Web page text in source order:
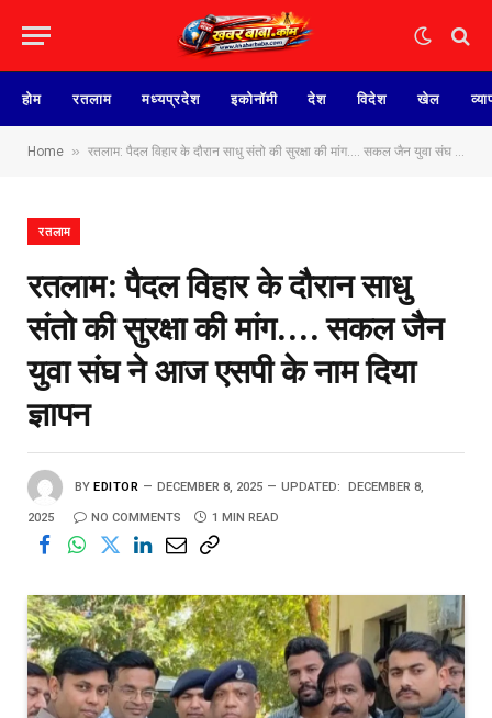
होम रतलाम मध्यप्रदेश इकोनॉमी देश विदेश खेल
Home » रतलाम: पैदल विहार के दौरान साधु संतो की सुरक्षा की मांग…. सकल जैन युवा संघ ने आज एसपी के नाम दिया ज्ञापन
रतलाम
रतलाम: पैदल विहार के दौरान साधु
संतो की सुरक्षा की मांग…. सकल जैन
युवा संघ ने आज एसपी के नाम दिया
ज्ञापन
BY EDITOR DECEMBER 8, 2025 UPDATED: DECEMBER 8,
2025 NO COMMENTS 1 MIN READ